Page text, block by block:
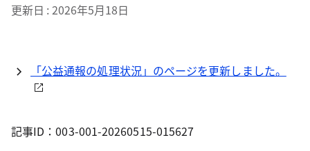
更新日 2026年5月18日
「公益通報の処理状況」のページを更新しました。
記事ID：003-001-20260515-015627